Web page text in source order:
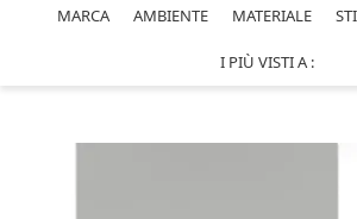
MARCA AMBIENTE MATERIALE
I PIÙ VISTI A :